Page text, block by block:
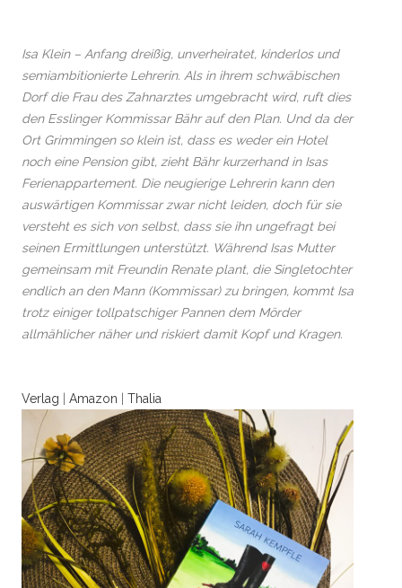
Isa Klein – Anfang dreißig, unverheiratet, kinderlos und
semiambitionierte Lehrerin. Als in ihrem schwäbischen
Dorf die Frau des Zahnarztes umgebracht wird, ruft dies
den Esslinger Kommissar Bähr auf den Plan. Und da der
Ort Grimmingen so klein ist, dass es weder ein Hotel
noch eine Pension gibt, zieht Bähr kurzerhand in Isas
Ferienappartement. Die neugierige Lehrerin kann den
auswärtigen Kommissar zwar nicht leiden, doch für sie
versteht es sich von selbst, dass sie ihn ungefragt bei
seinen Ermittlungen unterstützt. Während Isas Mutter
gemeinsam mit Freundin Renate plant, die Singletochter
endlich an den Mann (Kommissar) zu bringen, kommt Isa
trotz einiger tollpatschiger Pannen dem Mörder
allmählicher näher und riskiert damit Kopf und Kragen.
Verlag Amazon Thalia